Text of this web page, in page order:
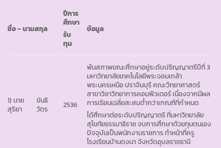
ชื่อ – นามสกุล
ปีการ
ศึกษา
รับ
ทุน
ข้อมูล
1) นาย
สุริยา
ขันธิ
วัตร
2536
พ้นสภาพขณะศึกษาอยู่ระดับปริญญาตรีปีที่ 3
มหาวิทยาลัยเทคโนโลยีพระจอมเกล้า
พระนครเหนือ ปราจีนบุรี คณะวิทยาศาสตร์
สาขาวิชาวิทยาการคอมพิวเตอร์ เนื่องจากมีผล
การเรียนเฉลี่ยสะสมต่ำกว่าเกณฑ์ที่กำหนด
ได้ศึกษาต่อระดับปริญญาตรี ที่มหาวิทยาลัย
สุโขทัยธรรมาธิราช จบการศึกษาด้วยทุนตนเอง
ปัจจุบันเป็นพนักงานราชการ ทำหน้าที่ครู
โรงเรียนบ้านดงนา จังหวัดอุบลราชธานี